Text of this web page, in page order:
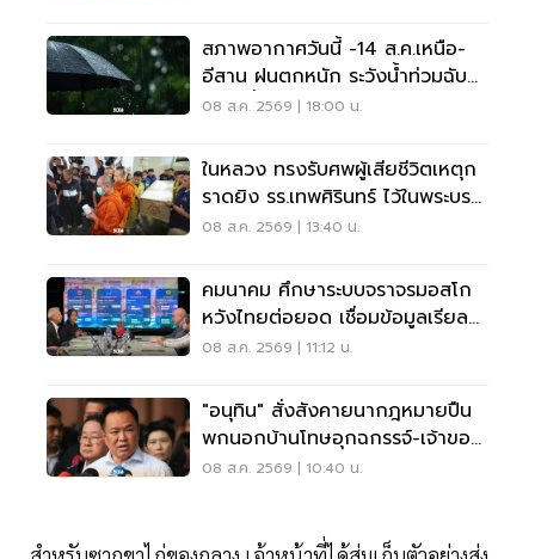
สภาพอากาศวันนี้ -14 ส.ค.เหนือ-
อีสาน ฝนตกหนัก ระวังน้ำท่วมฉับ
พลัน น้ำป่าไหลหลาก
08 ส.ค. 2569 | 18:00 น.
ในหลวง ทรงรับศพผู้เสียชีวิตเหตุก
ราดยิง รร.เทพศิรินทร์ ไว้ในพระบรม
ราชานุเคราะห์
08 ส.ค. 2569 | 13:40 น.
คมนาคม ศึกษาระบบจราจรมอสโก
หวังไทยต่อยอด เชื่อมข้อมูลเรียล
ไทม์ แก้รถติด
08 ส.ค. 2569 | 11:12 น.
"อนุทิน" สั่งสังคายนากฎหมายปืน
พกนอกบ้านโทษอุกฉกรรจ์-เจ้าของ
โดนหนัก
08 ส.ค. 2569 | 10:40 น.